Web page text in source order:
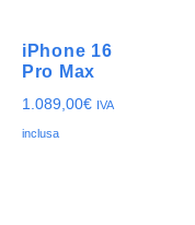
iPhone 16
Pro Max
1.089,00€ IVA
inclusa